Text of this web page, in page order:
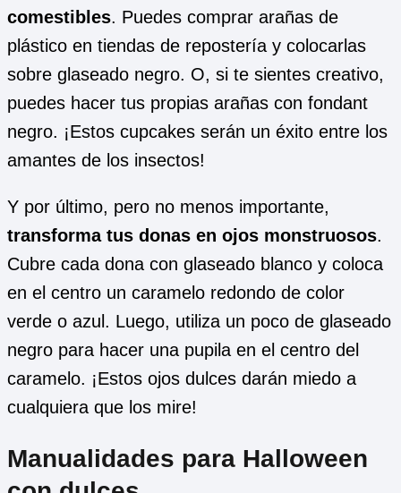
comestibles. Puedes comprar arañas de
plástico en tiendas de repostería y colocarlas
sobre glaseado negro. O, si te sientes creativo,
puedes hacer tus propias arañas con fondant
negro. ¡Estos cupcakes serán un éxito entre los
amantes de los insectos!
Y por último, pero no menos importante,
transforma tus donas en ojos monstruosos.
Cubre cada dona con glaseado blanco y coloca
en el centro un caramelo redondo de color
verde o azul. Luego, utiliza un poco de glaseado
negro para hacer una pupila en el centro del
caramelo. ¡Estos ojos dulces darán miedo a
cualquiera que los mire!
Manualidades para Halloween